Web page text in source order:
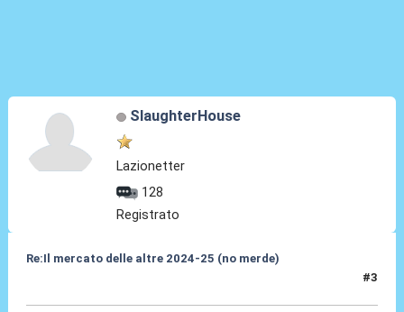
SlaughterHouse
Lazionetter
128
Registrato
Re:Il mercato delle altre 2024-25 (no merde)
#3